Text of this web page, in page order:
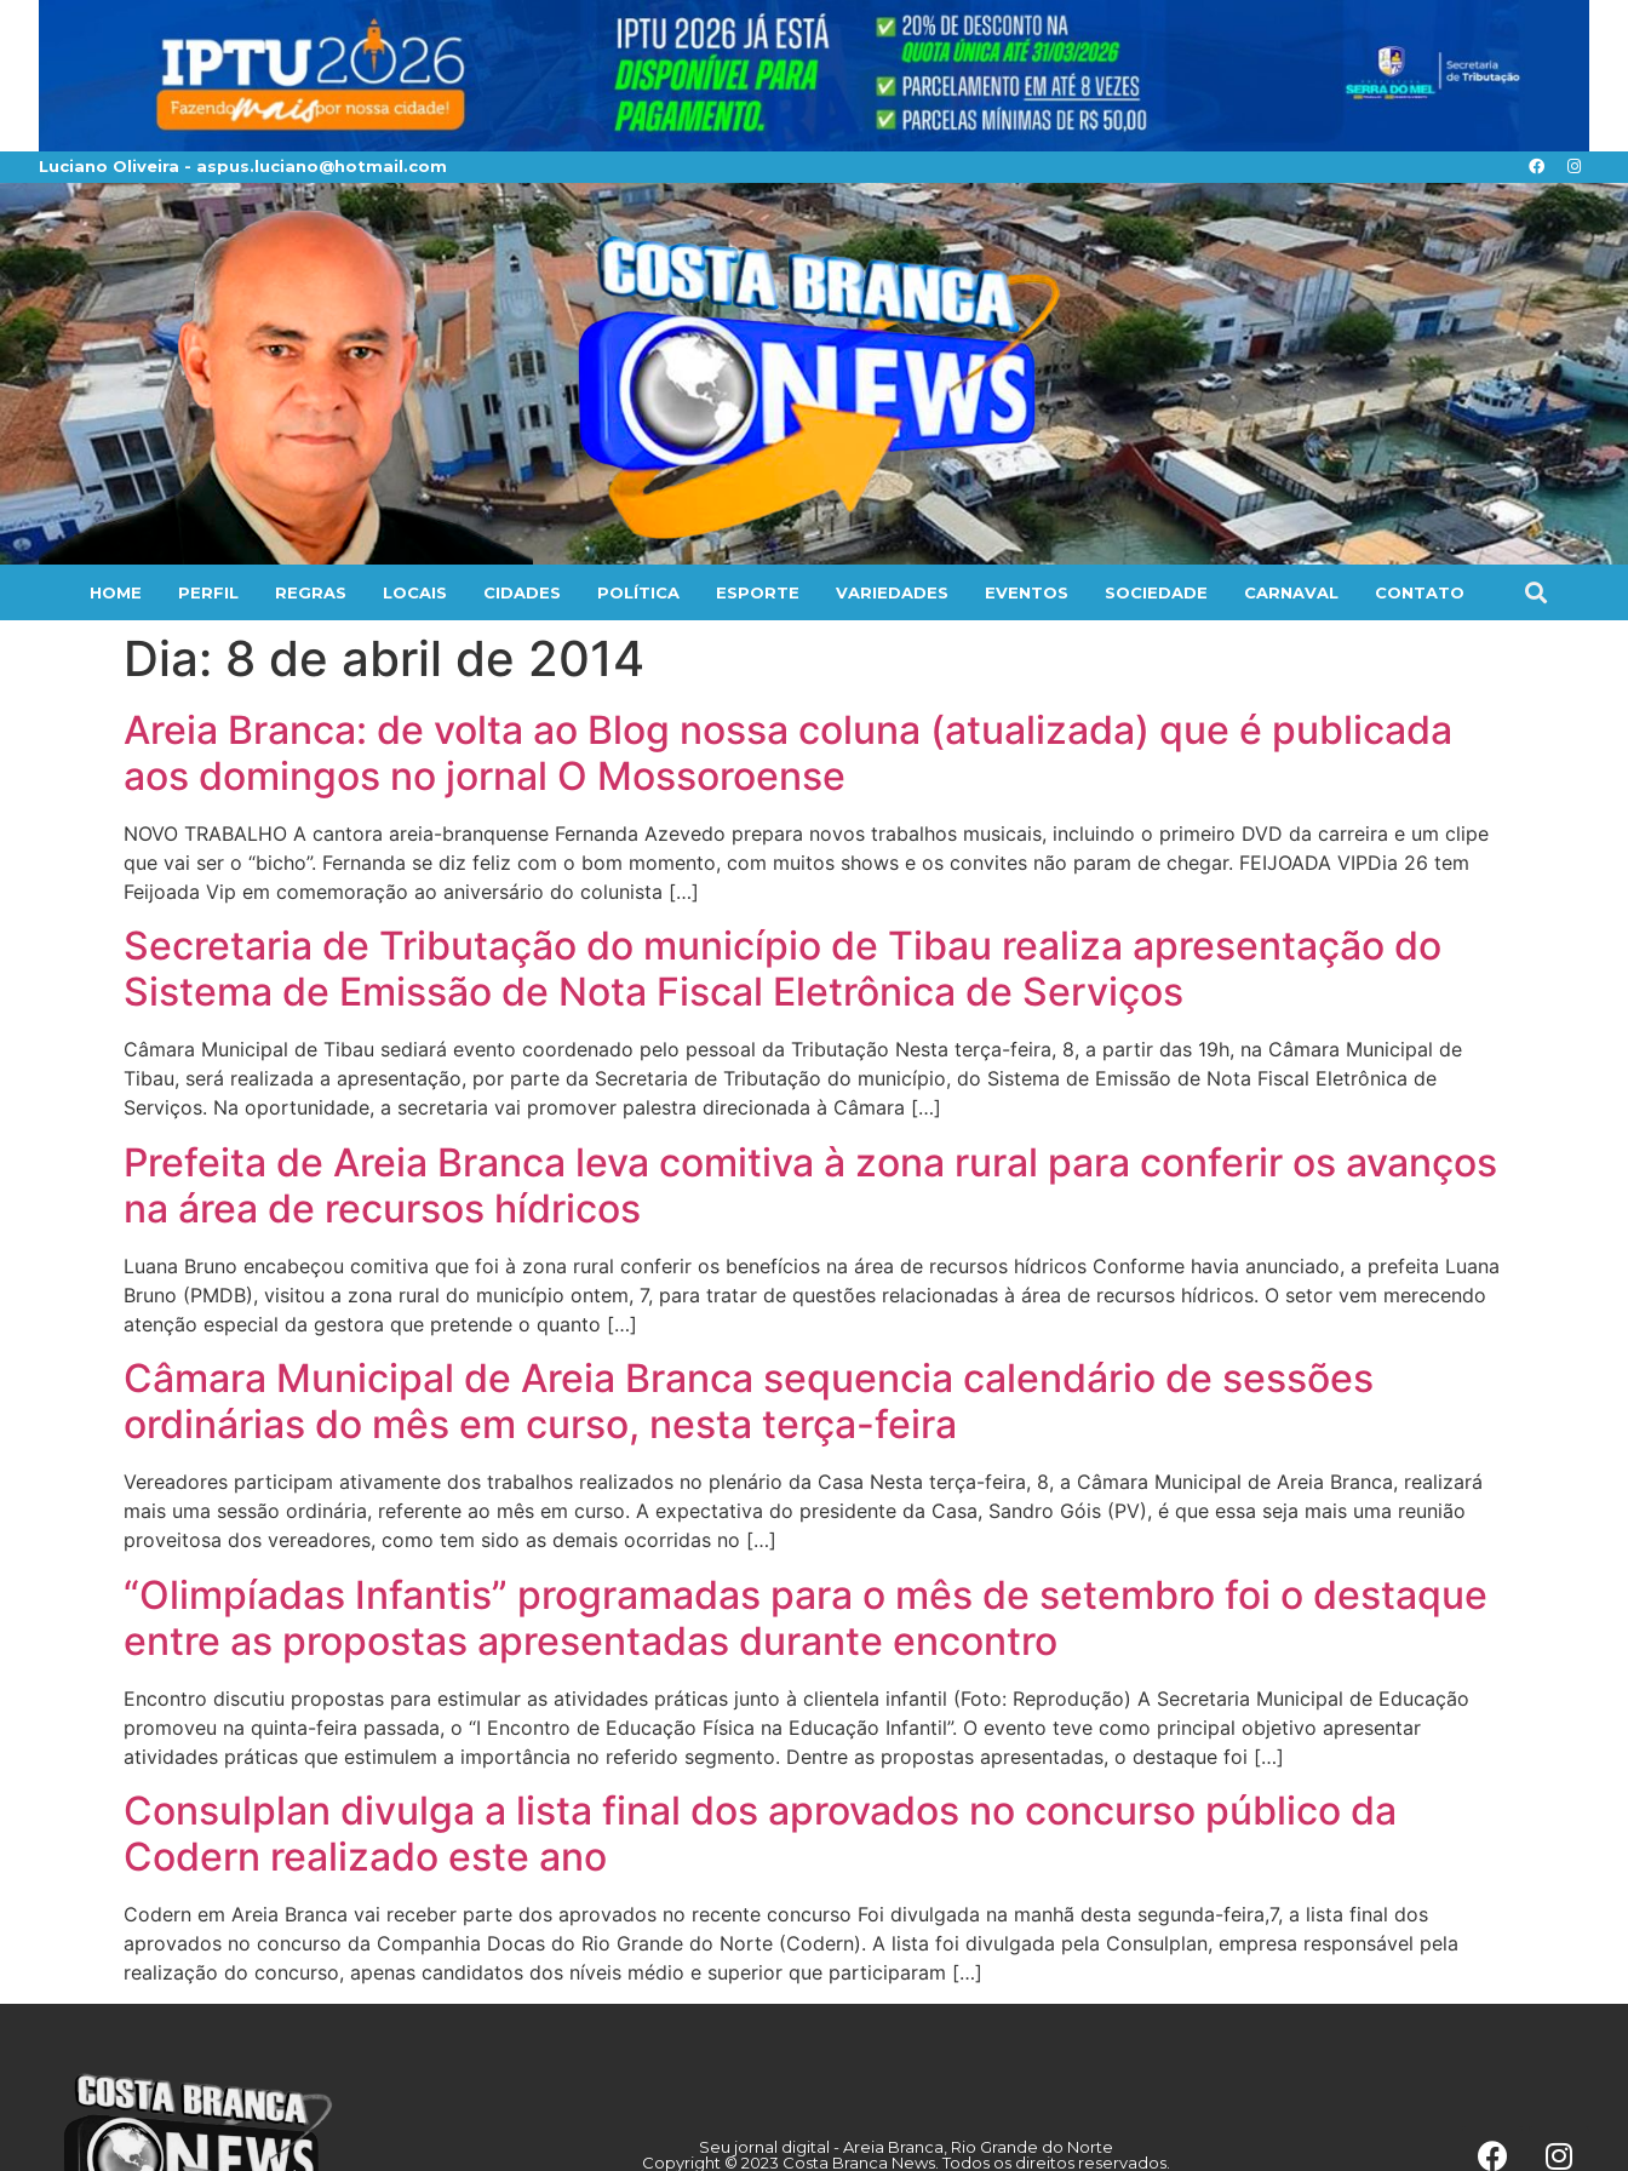
Luciano Oliveira - aspus.luciano@hotmail.com
HOME PERFIL REGRAS LOCAIS CIDADES POLÍTICA ESPORTE VARIEDADES EVENTOS SOCIEDADE CARNAVAL CONTATO
Dia: 8 de abril de 2014
Areia Branca: de volta ao Blog nossa coluna (atualizada) que é publicada
aos domingos no jornal O Mossoroense
NOVO TRABALHO A cantora areia-branquense Fernanda Azevedo prepara novos trabalhos musicais, incluindo o primeiro DVD da carreira e um clipe
que vai ser o “bicho”. Fernanda se diz feliz com o bom momento, com muitos shows e os convites não param de chegar. FEIJOADA VIPDia 26 tem
Feijoada Vip em comemoração ao aniversário do colunista […]
Secretaria de Tributação do município de Tibau realiza apresentação do
Sistema de Emissão de Nota Fiscal Eletrônica de Serviços
Câmara Municipal de Tibau sediará evento coordenado pelo pessoal da Tributação Nesta terça-feira, 8, a partir das 19h, na Câmara Municipal de
Tibau, será realizada a apresentação, por parte da Secretaria de Tributação do município, do Sistema de Emissão de Nota Fiscal Eletrônica de
Serviços. Na oportunidade, a secretaria vai promover palestra direcionada à Câmara […]
Prefeita de Areia Branca leva comitiva à zona rural para conferir os avanços
na área de recursos hídricos
Luana Bruno encabeçou comitiva que foi à zona rural conferir os benefícios na área de recursos hídricos Conforme havia anunciado, a prefeita Luana
Bruno (PMDB), visitou a zona rural do município ontem, 7, para tratar de questões relacionadas à área de recursos hídricos. O setor vem merecendo
atenção especial da gestora que pretende o quanto […]
Câmara Municipal de Areia Branca sequencia calendário de sessões
ordinárias do mês em curso, nesta terça-feira
Vereadores participam ativamente dos trabalhos realizados no plenário da Casa Nesta terça-feira, 8, a Câmara Municipal de Areia Branca, realizará
mais uma sessão ordinária, referente ao mês em curso. A expectativa do presidente da Casa, Sandro Góis (PV), é que essa seja mais uma reunião
proveitosa dos vereadores, como tem sido as demais ocorridas no […]
“Olimpíadas Infantis” programadas para o mês de setembro foi o destaque
entre as propostas apresentadas durante encontro
Encontro discutiu propostas para estimular as atividades práticas junto à clientela infantil (Foto: Reprodução) A Secretaria Municipal de Educação
promoveu na quinta-feira passada, o “I Encontro de Educação Física na Educação Infantil”. O evento teve como principal objetivo apresentar
atividades práticas que estimulem a importância no referido segmento. Dentre as propostas apresentadas, o destaque foi […]
Consulplan divulga a lista final dos aprovados no concurso público da
Codern realizado este ano
Codern em Areia Branca vai receber parte dos aprovados no recente concurso Foi divulgada na manhã desta segunda-feira,7, a lista final dos
aprovados no concurso da Companhia Docas do Rio Grande do Norte (Codern). A lista foi divulgada pela Consulplan, empresa responsável pela
realização do concurso, apenas candidatos dos níveis médio e superior que participaram […]
Seu jornal digital - Areia Branca, Rio Grande do Norte
Copyright © 2023 Costa Branca News. Todos os direitos reservados.